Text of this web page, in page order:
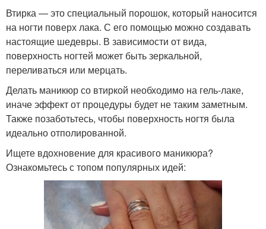
Втирка — это специальный порошок, который наносится
на ногти поверх лака. С его помощью можно создавать
настоящие шедевры. В зависимости от вида,
поверхность ногтей может быть зеркальной,
переливаться или мерцать.
Делать маникюр со втиркой необходимо на гель-лаке,
иначе эффект от процедуры будет не таким заметным.
Также позаботьтесь, чтобы поверхность ногтя была
идеально отполированной.
Ищете вдохновение для красивого маникюра?
Ознакомьтесь с топом популярных идей: